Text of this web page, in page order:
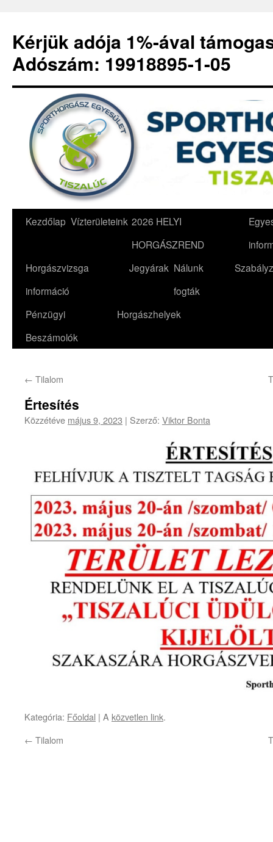
Kérjük adója 1%-ával
Adószám: 19918895-1-05
Kilépés
tartalomba
Kezdőlap Vízterületeink 2026 HELYI
HORGÁSZREND
Horgászvizsga
információ
Jegyárak Nálunk
fogták
Pénzügyi
Beszámolók
Horgászhelyek
← Tilalom
Értesítés
Közzétéve május 9, 2023 | Szerző: Viktor Bonta
Kategória: Főoldal | A közvetlen link.
← Tilalom